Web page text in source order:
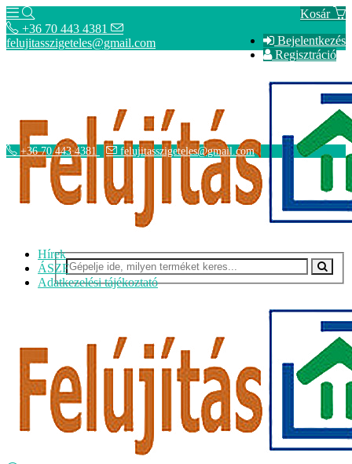
Kosár
Bejelentkezés
Regisztráció
+36 70 443 4381
felujitasszigeteles@gmail.com
Hírek
ÁSZF
Adatkezelési tájékoztató
+36 70 443 4381 felujitasszigeteles@gmail.com